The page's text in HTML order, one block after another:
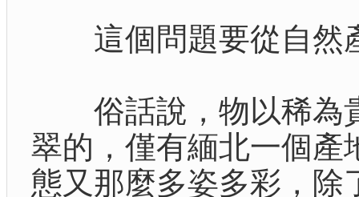
這個問題要從自然
俗話說，物以稀為貴
翠的，僅有緬北一個產
態又那麼多姿多彩，除